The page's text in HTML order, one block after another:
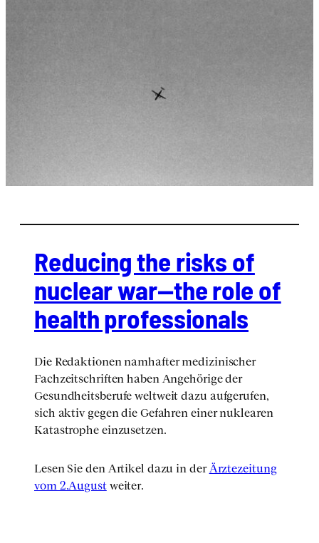
Redu­cing the risks of
nuclear war—the role of
health pro­fes­sio­nals
Die Redak­tio­nen nam­haf­ter medi­zi­ni­scher
Fach­zeit­schrif­ten haben Ange­hö­ri­ge der
Gesund­heits­be­ru­fe welt­weit dazu auf­ge­ru­fen,
sich aktiv gegen die Gefah­ren einer nuklea­ren
Kata­stro­phe ein­zu­set­zen.
Lesen Sie den Arti­kel dazu in der Ärz­te­zei­tung
vom 2.Augustwei­ter.